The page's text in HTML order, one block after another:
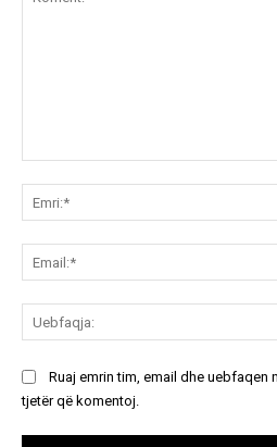
Ruaj emrin tim, email dhe uebfaqen
tjetër që komentoj.